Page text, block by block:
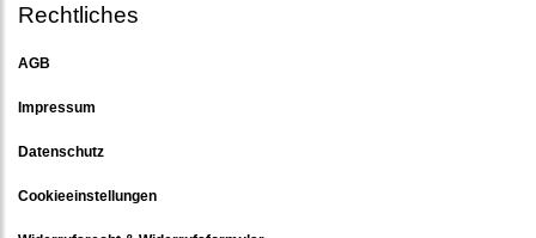
Rechtliches
AGB
Impressum
Datenschutz
Cookieeinstellungen